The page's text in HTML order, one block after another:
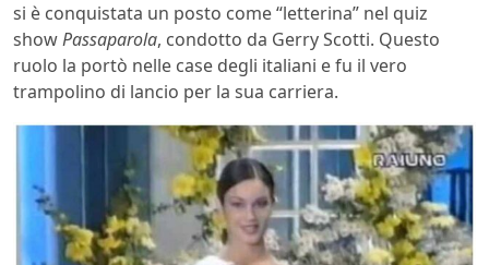
si è conquistata un posto come “letterina” nel quiz
showPassaparola, condotto da Gerry Scotti. Questo
ruolo la portò nelle case degli italiani e fu il vero
trampolino di lancio per la sua carriera.